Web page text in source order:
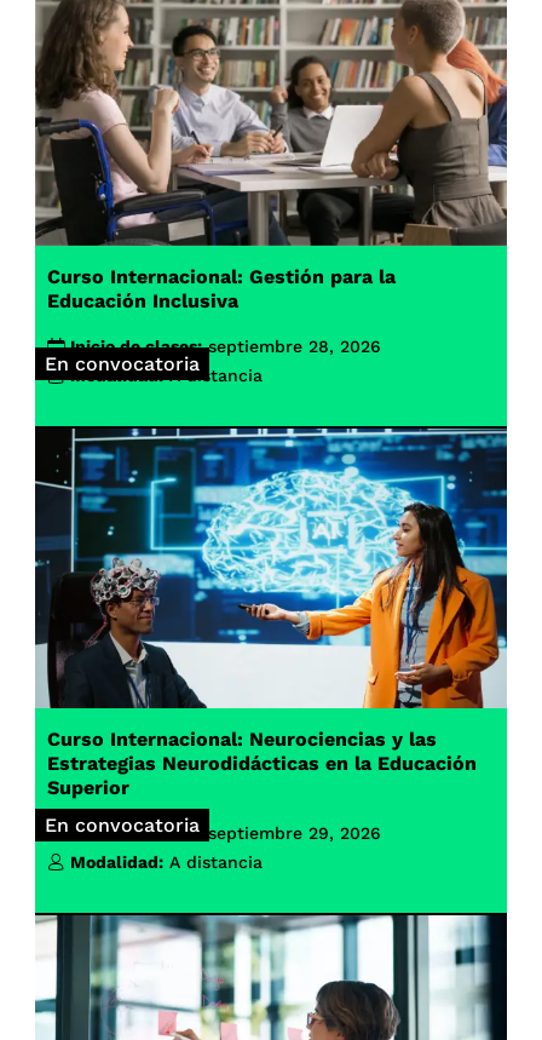
En convocatoria
Curso Internacional: Gestión para la
Educación Inclusiva
Inicio de clases: septiembre 28, 2026
Modalidad: A distancia
En convocatoria
Curso Internacional: Neurociencias y las
Estrategias Neurodidácticas en la Educación
Superior
Inicio de clases: septiembre 29, 2026
Modalidad: A distancia